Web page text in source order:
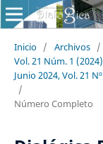
Inicio / Archivos /
Vol. 21 Núm. 1
Junio 2024, Vol. 21 Nº
/
Número Completo